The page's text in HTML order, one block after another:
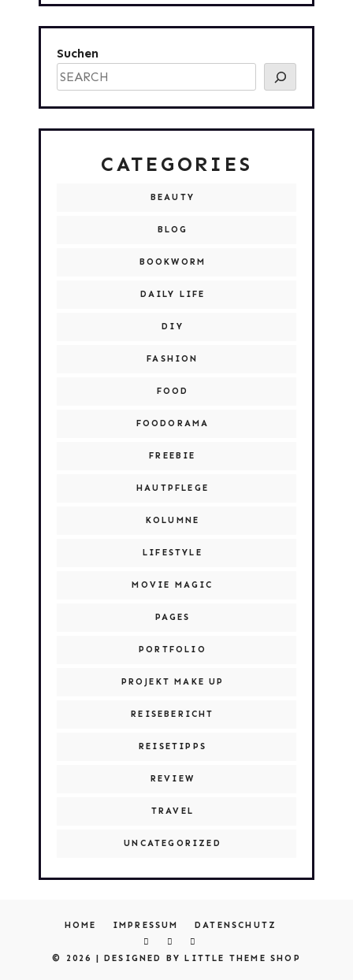
Suchen
CATEGORIES
BEAUTY
BLOG
BOOKWORM
DAILY LIFE
DIY
FASHION
FOOD
FOODORAMA
FREEBIE
HAUTPFLEGE
KOLUMNE
LIFESTYLE
MOVIE MAGIC
PAGES
PORTFOLIO
PROJEKT MAKE UP
REISEBERICHT
REISETIPPS
REVIEW
TRAVEL
UNCATEGORIZED
HOME IMPRESSUM DATENSCHUTZ
© 2026 | DESIGNED BY LITTLE THEME SHOP